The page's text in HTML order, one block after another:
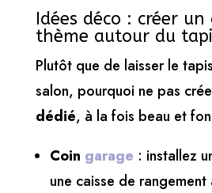
Idées déco : créer
thème autour du
Plutôt que de laisser le
salon, pourquoi ne pas
dédié, à la fois beau et
Coin garage : installez
une caisse de